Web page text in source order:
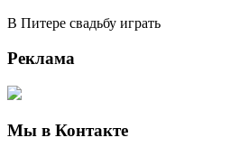
В Питере свадьбу играть
Реклама
Мы в Контакте